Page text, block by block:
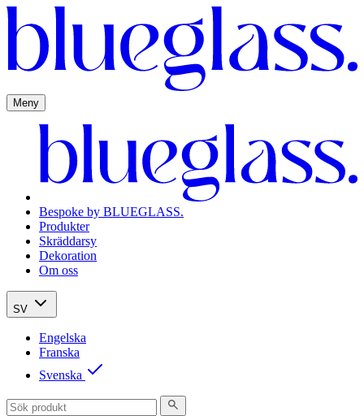
Meny
Bespoke by BLUEGLASS.
Produkter
Skräddarsy
Dekoration
Om oss
SV
Engelska
Franska
Svenska